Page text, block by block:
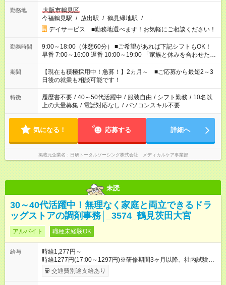
勤務地
大阪市鶴見区
今福鶴見駅 / 放出駅 / 鶴見緑地駅 / …
デイサービス ■勤務地選べます！お気軽にご相談ください！
勤務時間
9:00～18:00（休憩60分） ■ご希望があれば下記シフトもOK！
早番 7:00～16:00 遅番 10:00～19:00 「家族と休みを合わせた
い」 「余裕を持って夕飯の準備がしたい」 「できれば残業はし
たくない」 など、ご希望を教えてくださいね。 ※Wワーク希望
の方へ 今ご覧のお仕事で希望する勤務時間と、もう1つのお仕事
の勤務時間。 合計で週40時間を超える場合は応募できません。
期間
【現在も積極採用中！急募！】2カ月～ ■ご応募から最短2～3
日後の就業も相談可能です！
特徴 履歴書不要 / 40～50代活躍中 / 服装自由 / シフト勤務 / 10名以
上の大量募集 / 電話対応なし / パソコンスキル不要
気になる！ 応募する 詳細へ
掲載元企業名 日研トータルソーシング株式会社 メディカルケア事業部
未読
30～40代活躍中！無理なく家庭と両立できるドラ
ッグストアの調剤事務│_3574_鶴見茨田大宮
アルバイト 職種未経験OK
給与
時給1,277円～
時給1277円(17:00～1297円)※研修期間3ヶ月以降、社内試験に
よる更新判定あり 社内試験合格後、時給＋50～100円の昇給あ
り （大学生は＋20円） 試用期間あり：入社日から3ヶ月間／本
交通費別途支給あり